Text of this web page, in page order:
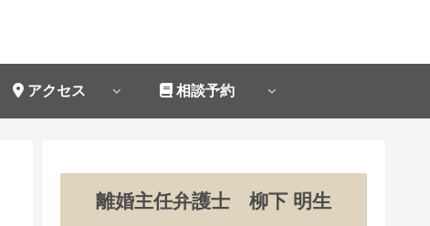
アクセス 相談予約
離婚主任弁護士 柳下 明生